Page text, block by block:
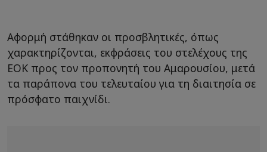
Αφορμή στάθηκαν οι προσβλητικές, όπως
χαρακτηρίζονται, εκφράσεις του στελέχους της
ΕΟΚ προς τον προπονητή του Αμαρουσίου, μετά
τα παράπονα του τελευταίου για τη διαιτησία σε
πρόσφατο παιχνίδι.